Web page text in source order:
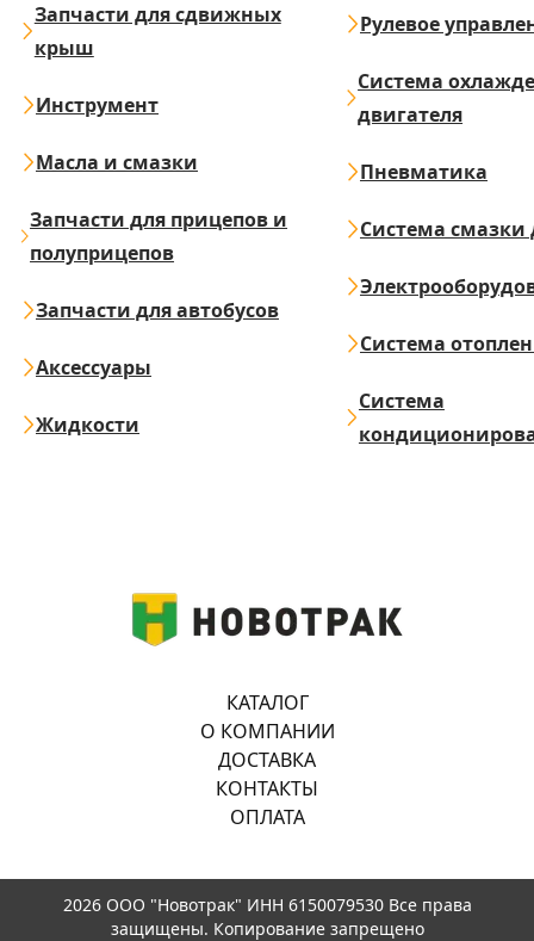
Запчасти для сдвижных
крыш
Инструмент
Масла и смазки
Запчасти для прицепов и
полуприцепов
Запчасти для автобусов
Аксессуары
Жидкости
Рулевое
Система
двигателя
Пневматика
Система смазки
Система
Система
КАТАЛОГ
О КОМПАНИИ
ДОСТАВКА
КОНТАКТЫ
ОПЛАТА
2026 ООО "Новотрак" ИНН 6150079530 Все права
защищены. Копирование запрещено